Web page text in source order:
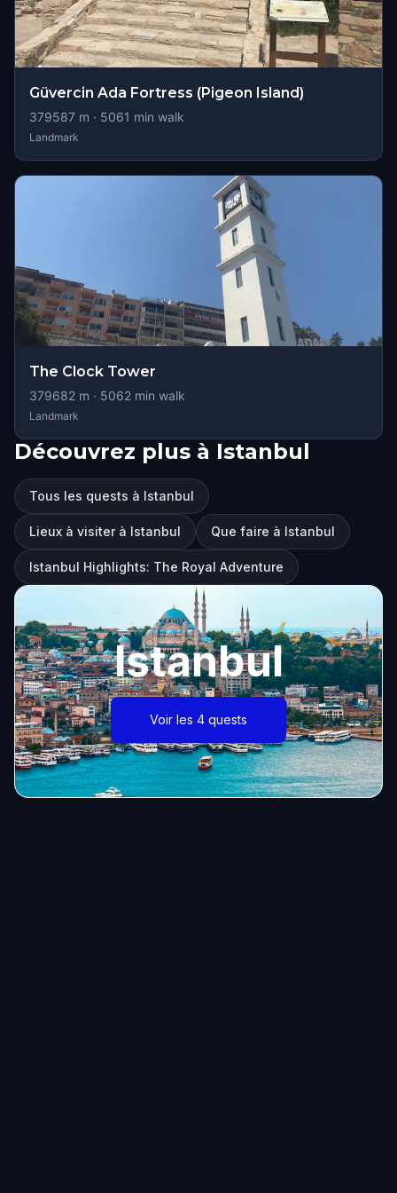
Güvercin Ada Fortress (Pigeon Island)
379587 m · 5061 min walk
Landmark
The Clock Tower
379682 m · 5062 min walk
Landmark
Découvrez plus à Istanbul
Tous les quests à Istanbul
Lieux à visiter à Istanbul Que faire à Istanbul
Istanbul Highlights: The Royal Adventure
Istanbul
Voir les 4 quests